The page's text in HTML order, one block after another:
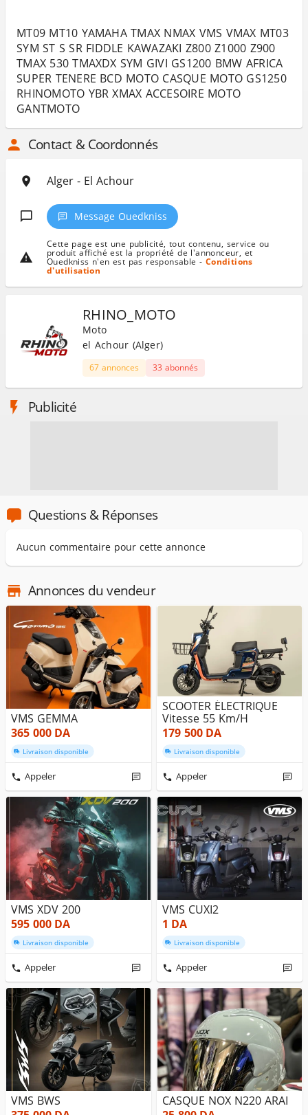
MT09 MT10 YAMAHA TMAX NMAX VMS VMAX MT03
SYM ST S SR FIDDLE KAWAZAKI Z800 Z1000 Z900
TMAX 530 TMAXDX SYM GIVI GS1200 BMW AFRICA
SUPER TENERE BCD MOTO CASQUE MOTO GS1250
RHINOMOTO YBR XMAX ACCESOIRE MOTO
GANTMOTO
Contact & Coordonnés
Alger - El Achour
Message Ouedkniss
Cette page est une publicité, tout contenu, service ou
produit affiché est la propriété de l'annonceur, et
Ouedkniss n'en est pas responsable - Conditions
d'utilisation
RHINO_MOTO
Moto
el Achour (Alger)
67 annonces 33 abonnés
Publicité
Questions & Réponses
Aucun commentaire pour cette annonce
Annonces du vendeur
VMS GEMMA
365 000DA
Livraison disponible
Appeler
SCOOTER ÉLECTRIQUE
Vitesse 55 Km/h
179 500DA
Livraison disponible
Appeler
VMS XDV 200
595 000DA
Livraison disponible
Appeler
VMS CUXI2
1 DA
Livraison disponible
Appeler
VMS BWS CASQUE NOX N220 ARAI